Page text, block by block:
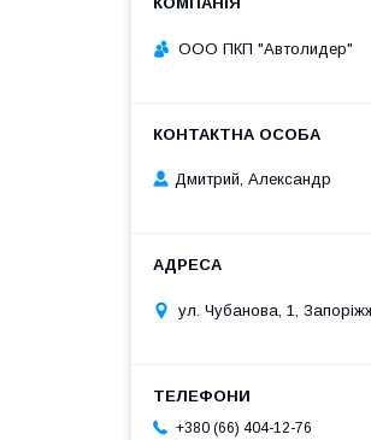
ООО ПКП "Автолидер"
Дмитрий, Александр
ул. Чубанова, 1,
+380 (66) 404-12-76